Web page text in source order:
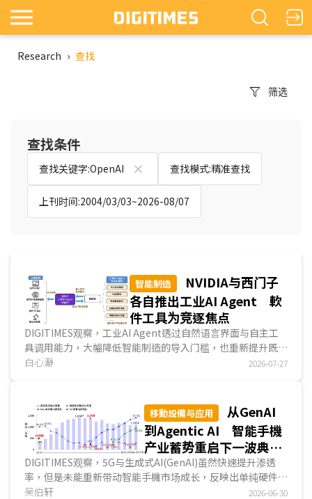
Research › 查找
筛选
查找条件
查找关键字:OpenAI 查找模式:精准查找
上刊时间:2004/03/03~2026-08/07
智能制造
NVIDIA与西门子
各自推出工业AI Agent 軟
件工具为竞逐焦点
DIGITIMES观察，工业AI Agent透过自然语言界面与自主工
具调用能力，大幅降低智能制造的导入门槛，也重新提升既有
工业軟件的使用效率。NVIDIA与西门子分别凭借不同...
白心瀞 2026-07-27
移動設備与应用
从GenAI
到Agentic AI 智能手機
产业蓄势重启下一波典范
转移
DIGITIMES观察，5G与生成式AI(GenAI)虽然快速提升渗透
率，但是未能重新带动智能手機市场成长，反映出单纯硬件升
级与功能强化已难创造新的换机需求。从2026年G...
吴伯轩 2026-06-30